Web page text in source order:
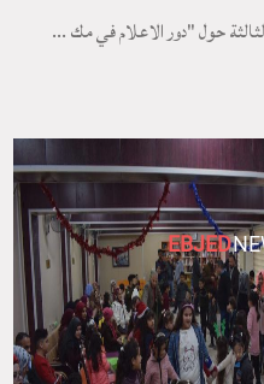
حول "دور الاعلام في مك ...
EBJED